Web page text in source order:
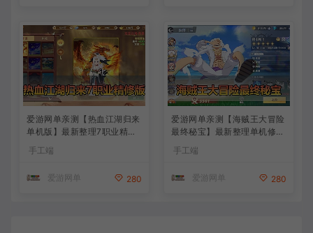
爱游网单亲测【热血江湖归来
单机版】最新整理7职业精修
多项修复 带网页GM物品后台
代金券内购 虚拟机一键端视
手工端
爱游网单 280
爱游网单亲测【海贼王大冒险
最终秘宝】最新整理单机修复
版 带网页GM充值物品后台
回合制抽卡模拟器手游 虚拟
本教学
手工端
爱游网单 280